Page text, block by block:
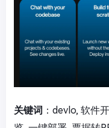
关键词 ：devlo, 软件